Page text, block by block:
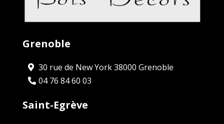
Grenoble
30 rue de New York 38000 Grenoble
04 76 84 60 03
Saint-Egrève